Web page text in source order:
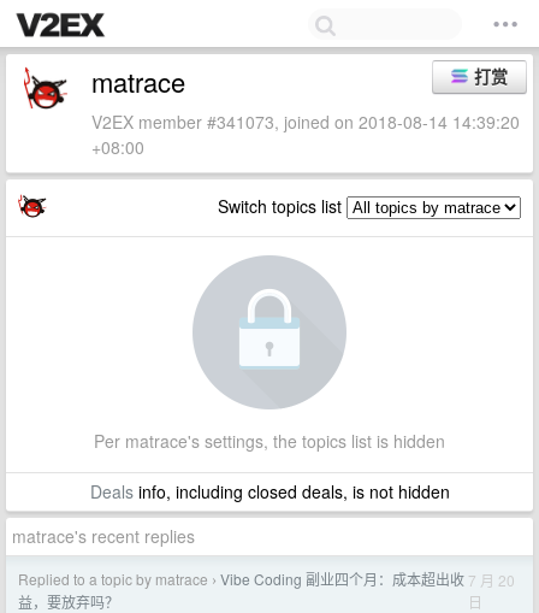
打赏
matrace
V2EX member #341073, joined on 2018-08-14 14:39:20
+08:00
Switch topics list
Per matrace's settings, the topics list is hidden
Dealsinfo, including closed deals, is not hidden
matrace's recent replies
Replied to a topic by matrace › Vibe Coding 副业四个月：成本超出收
益，要放弃吗？
7 月 20
日